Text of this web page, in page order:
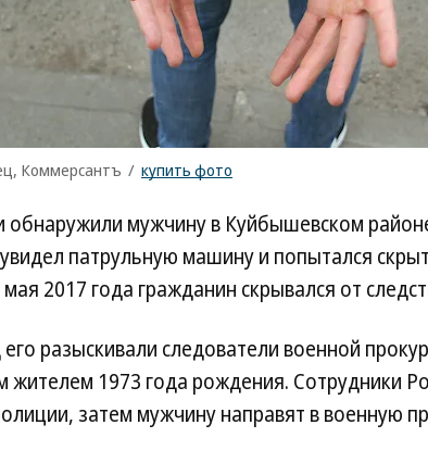
Коммерсантъ / купить фото
обнаружили мужчину в Куйбышевском
патрульную машину и попытался
2017 года гражданин скрывался от
разыскивали следователи военной
жителем 1973 года рождения. Сотрудники
затем мужчину направят в военную